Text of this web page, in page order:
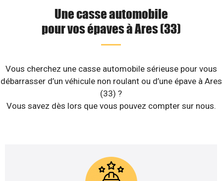
Une casse automobile
pour vos épaves à Ares (33)
Vous cherchez une casse automobile sérieuse pour vous
débarrasser d’un véhicule non roulant ou d’une épave à Ares
(33) ?
Vous savez dès lors que vous pouvez compter sur nous.